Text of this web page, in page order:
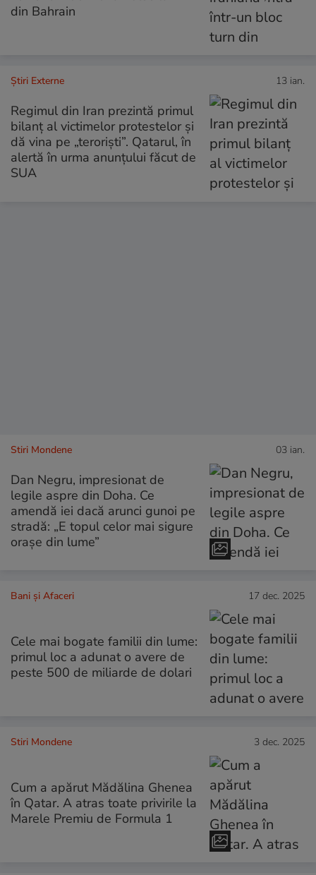
din Bahrain
Știri Externe 13 ian.
Regimul din Iran prezintă primul
bilanț al victimelor protestelor și
dă vina pe „teroriști”. Qatarul, în
alertă în urma anunțului făcut de
SUA
Stiri Mondene 03 ian.
Dan Negru, impresionat de
legile aspre din Doha. Ce
amendă iei dacă arunci gunoi pe
stradă: „E topul celor mai sigure
orașe din lume”
Bani și Afaceri 17 dec. 2025
Cele mai bogate familii din lume:
primul loc a adunat o avere de
peste 500 de miliarde de dolari
Stiri Mondene 3 dec. 2025
Cum a apărut Mădălina Ghenea
în Qatar. A atras toate privirile la
Marele Premiu de Formula 1